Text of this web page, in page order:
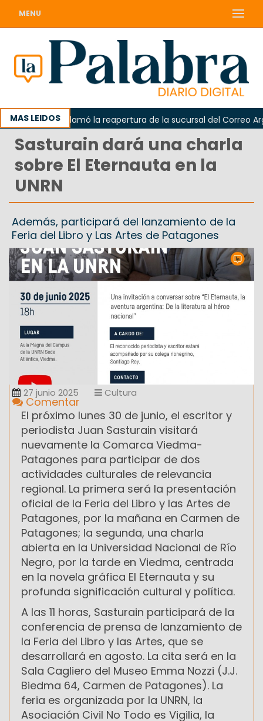
MENU
MAS LEIDOS
Odarda reclamó la reapertura de la sucursal del Correo
Sasturain dará una charla
sobre El Eternauta en la
UNRN
Además, participará del lanzamiento de la
Feria del Libro y Las Artes de Patagones
27 junio 2025 Cultura
Comentar
El próximo lunes 30 de junio, el escritor y
periodista Juan Sasturain visitará
nuevamente la Comarca Viedma-
Patagones para participar de dos
actividades culturales de relevancia
regional. La primera será la presentación
oficial de la Feria del Libro y las Artes de
Patagones, por la mañana en Carmen de
Patagones; la segunda, una charla
abierta en la Universidad Nacional de Río
Negro, por la tarde en Viedma, centrada
en la novela gráfica El Eternauta y su
profunda significación cultural y política.
A las 11 horas, Sasturain participará de la
conferencia de prensa de lanzamiento de
la Feria del Libro y las Artes, que se
desarrollará en agosto. La cita será en la
Sala Cagliero del Museo Emma Nozzi (J.J.
Biedma 64, Carmen de Patagones). La
feria es organizada por la UNRN, la
Asociación Civil No Todo es Vigilia, la